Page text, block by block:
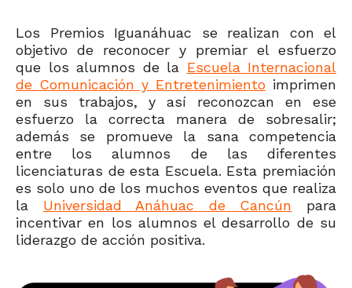
Los Premios Iguanáhuac se realizan con el
objetivo de reconocer y premiar el esfuerzo
que los alumnos de la Escuela Internacional
de Comunicación y Entretenimiento imprimen
en sus trabajos, y así reconozcan en ese
esfuerzo la correcta manera de sobresalir;
además se promueve la sana competencia
entre los alumnos de las diferentes
licenciaturas de esta Escuela. Esta premiación
es solo uno de los muchos eventos que realiza
la Universidad Anáhuac de Cancún para
incentivar en los alumnos el desarrollo de su
liderazgo de acción positiva.